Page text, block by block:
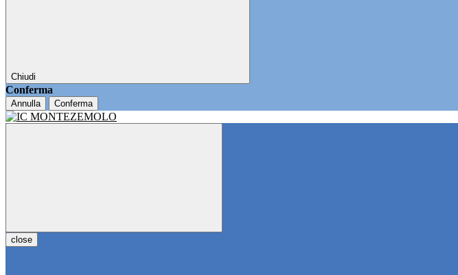
Chiudi
Conferma
Annulla Conferma
close